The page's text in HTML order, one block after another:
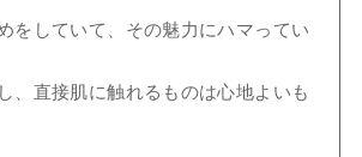
をしていて、その魅力にハマってい
、直接肌に触れるものは心地よいも